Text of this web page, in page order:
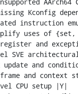
Kconfig
instruction
uses of
register and
SVE
update and
frame and
CPU setup |Y|